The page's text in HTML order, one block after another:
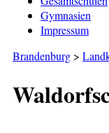
Gymnasien
Impressum
Brandenburg >